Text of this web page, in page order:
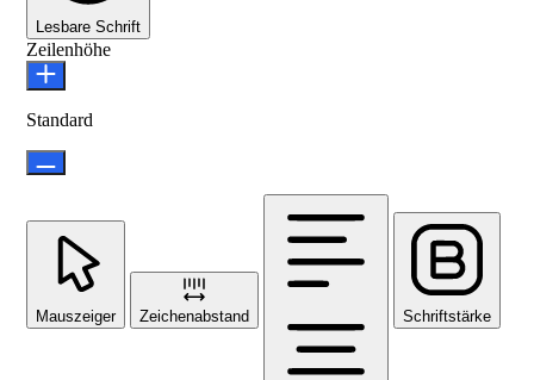
Lesbare Schrift
Zeilenhöhe
Standard
Mauszeiger Zeichenabstand Schriftstärke